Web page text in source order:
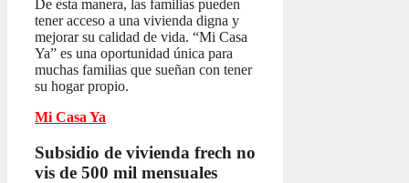
De esta manera, las familias pueden
tener acceso a una vivienda digna y
mejorar su calidad de vida. “Mi Casa
Ya” es una oportunidad única para
muchas familias que sueñan con tener
su hogar propio.
Mi Casa Ya
Subsidio de vivienda frech no
vis de 500 mil mensuales